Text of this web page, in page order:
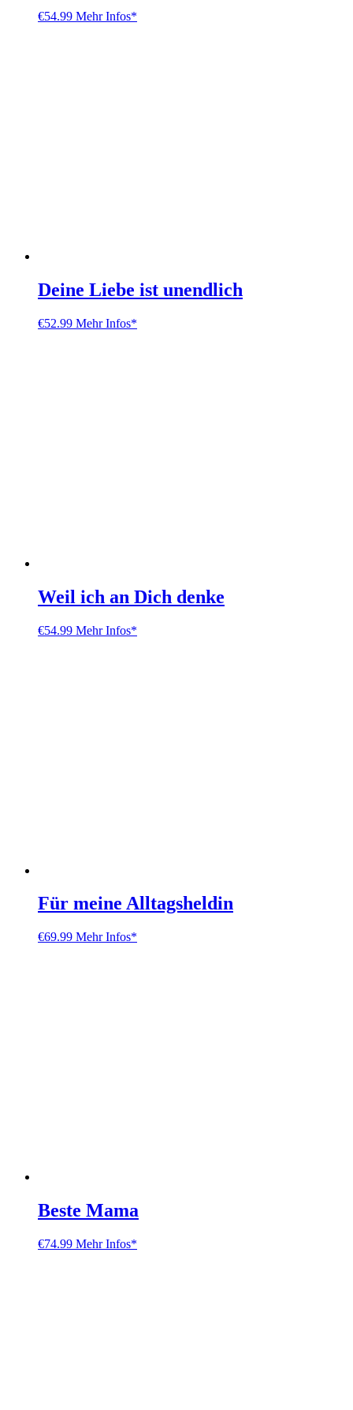
€54.99 Mehr Infos*
Deine Liebe ist unendlich
€52.99 Mehr Infos*
Weil ich an Dich denke
€54.99 Mehr Infos*
Für meine Alltagsheldin
€69.99 Mehr Infos*
Beste Mama
€74.99 Mehr Infos*